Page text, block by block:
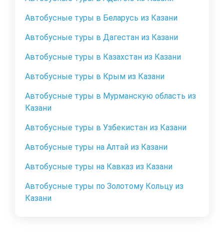
Автобусные туры в Беларусь из Казани
Автобусные туры в Дагестан из Казани
Автобусные туры в Казахстан из Казани
Автобусные туры в Крым из Казани
Автобусные туры в Мурманскую область из
Казани
Автобусные туры в Узбекистан из Казани
Автобусные туры на Алтай из Казани
Автобусные туры на Кавказ из Казани
Автобусные туры по Золотому Кольцу из
Казани